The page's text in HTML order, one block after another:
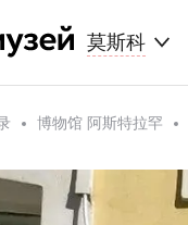
莫斯科
博物馆 阿斯特拉罕